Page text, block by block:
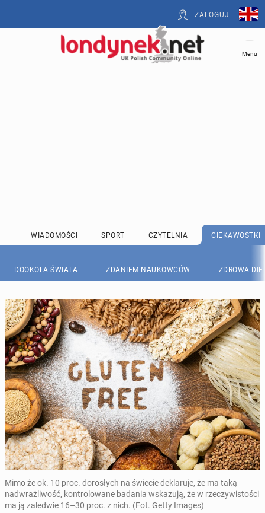
ZALOGUJ
Menu
WIADOMOŚCI SPORT CZYTELNIA CIEKAWOSTKI
DOOKOŁA ŚWIATA ZDANIEM NAUKOWCÓW ZDROWA
Mimo że ok. 10 proc. dorosłych na świecie deklaruje, że ma taką
nadwrażliwość, kontrolowane badania wskazują, że w rzeczywistości
ma ją zaledwie 16–30 proc. z nich. (Fot. Getty Images)